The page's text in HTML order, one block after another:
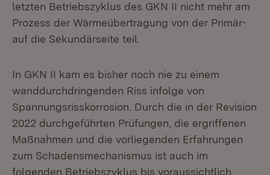
letzten Betriebszyklus des GKN II nicht mehr am
Prozess der Wärmeübertragung von der Primär-
auf die Sekundärseite teil.
In GKN II kam es bisher noch nie zu einem
wanddurchdringenden Riss infolge von
Spannungsrisskorrosion. Durch die in der Revision
2022 durchgeführten Prüfungen, die ergriffenen
Maßnahmen und die vorliegenden Erfahrungen
zum Schadensmechanismus ist auch im
folgenden Betriebszyklus bis voraussichtlich